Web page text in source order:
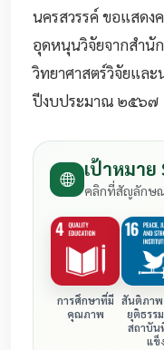
นครสวรรค์ ขอแสดง
อุดหนุนวิจัยจากสำนั
วิทยาศาสตร์วิจัยและ
ปีงบประมาณ ๒๕๖๗
เป้าหมาย
คลิกที่สัญลักษณ์
การศึกษาที่มี
คุณภาพ
สันติภาพ
ยุติธรร
สถาบัน
แข็ง